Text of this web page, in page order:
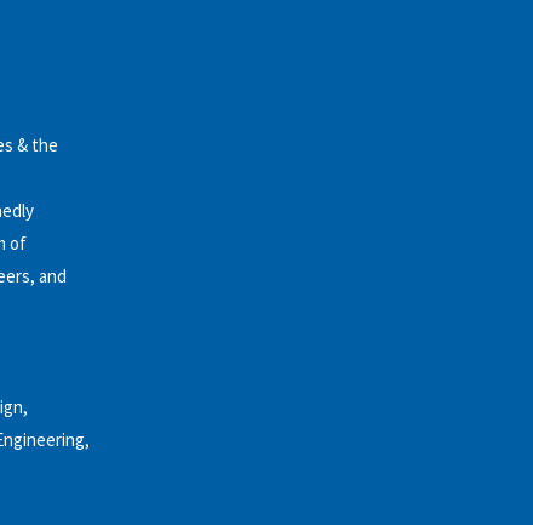
& the
of
and